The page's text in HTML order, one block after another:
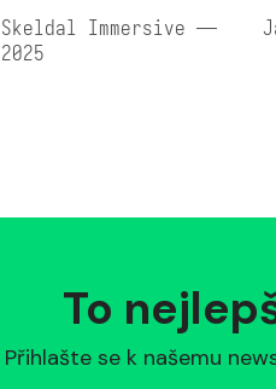
Skeldal Immersive —
2025
To
Přihlašte se k našemu